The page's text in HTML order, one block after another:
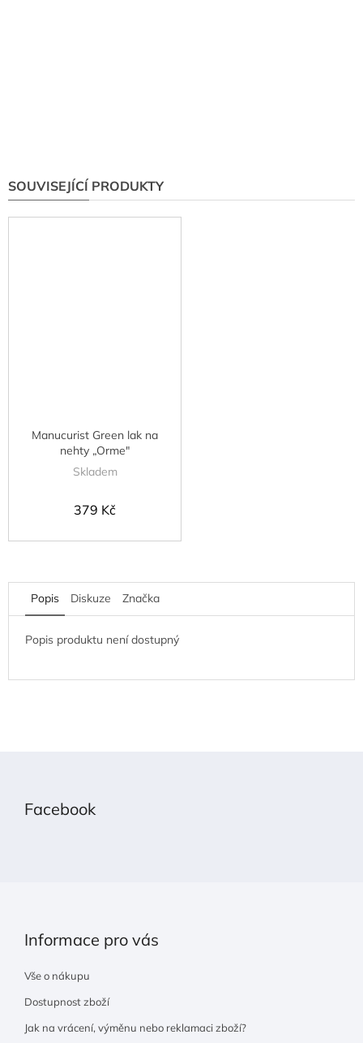
SOUVISEJÍCÍ PRODUKTY
Manucurist Green lak na
nehty „Orme"
Skladem
379 Kč
Popis Diskuze Značka
Popis produktu není dostupný
Facebook
Informace pro vás
Vše o nákupu
Dostupnost zboží
Jak na vrácení, výměnu nebo reklamaci zboží?